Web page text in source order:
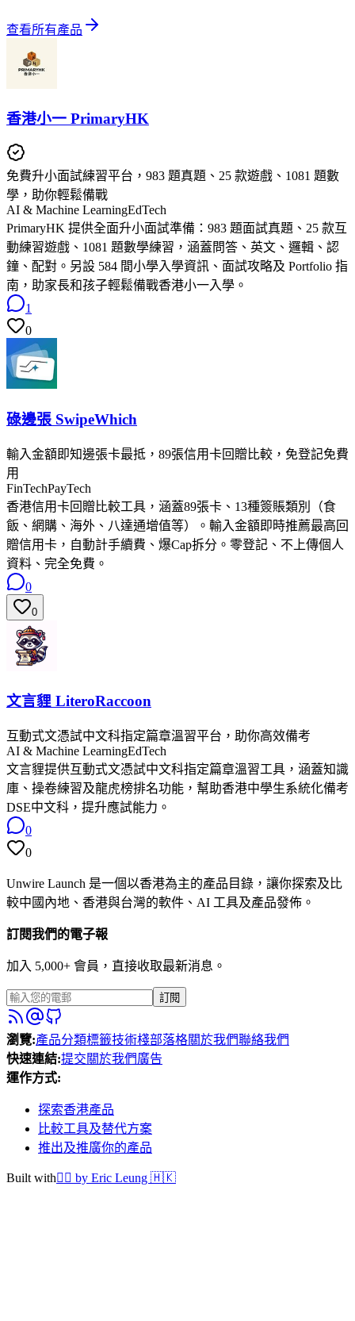
查看所有產品
香港小一 PrimaryHK
免費升小面試練習平台，983 題真題、25 款遊戲、1081 題數
學，助你輕鬆備戰
AI & Machine LearningEdTech
PrimaryHK 提供全面升小面試準備：983 題面試真題、25 款互
動練習遊戲、1081 題數學練習，涵蓋問答、英文、邏輯、認
鐘、配對。另設 584 間小學入學資訊、面試攻略及 Portfolio 指
南，助家長和孩子輕鬆備戰香港小一入學。
1
0
碌邊張 SwipeWhich
輸入金額即知邊張卡最抵，89張信用卡回贈比較，免登記免費
用
FinTechPayTech
香港信用卡回贈比較工具，涵蓋89張卡、13種簽賬類別（食
飯、網購、海外、八達通增值等）。輸入金額即時推薦最高回
贈信用卡，自動計手續費、爆Cap拆分。零登記、不上傳個人
資料、完全免費。
0
0
文言貍 LiteroRaccoon
互動式文憑試中文科指定篇章溫習平台，助你高效備考
AI & Machine LearningEdTech
文言貍提供互動式文憑試中文科指定篇章溫習工具，涵蓋知識
庫、操卷練習及龍虎榜排名功能，幫助香港中學生系統化備考
DSE中文科，提升應試能力。
0
0
Unwire Launch 是一個以香港為主的產品目錄，讓你探索及比
較中國內地、香港與台灣的軟件、AI 工具及產品發佈。
訂閱我們的電子報
加入 5,000+ 會員，直接收取最新消息。
訂閱
瀏覽:產品分類標籤技術棧部落格關於我們聯絡我們
快速連結:提交關於我們廣告
運作方式:
探索香港產品
比較工具及替代方案
推出及推廣你的產品
Built with❤️‍🔥 by Eric Leung 🇭🇰